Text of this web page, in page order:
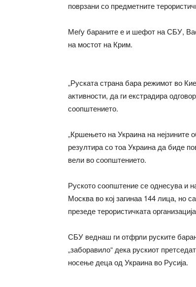
поврзани со предметните
Меѓу бараните е и шефот на СБУ,
на мостот на Крим.
„Руската страна бара режимот во
активности, да ги екстрадира
соопштението.
„Кршењето на Украина на нејзините
резултира со тоа Украина да биде
вели во соопштението.
Руското соопштение се однесува и
Москва во кој загинаа 144 лица, но
презеде терористичката
СБУ веднаш ги отфрли руските
„заборавило“ дека рускиот
носење деца од Украина во Русија.